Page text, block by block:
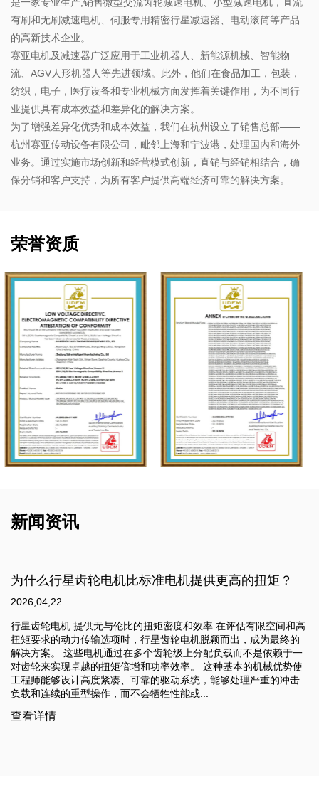
有刷和无刷减速电机、伺服专用精密行星减速器、电动滚筒等产品
的高新技术企业。
赛亚电机及减速器广泛应用于工业机器人、新能源机械、智能物
流、AGV人形机器人等先进领域。此外，他们在食品加工，包装，
纺织，电子，医疗设备和专业机械方面发挥着关键作用，为不同行
业提供具有成本效益和差异化的解决方案。
为了增强差异化优势和成本效益，我们在杭州设立了销售总部——
杭州赛亚传动设备有限公司，毗邻上海和宁波港，处理国内和海外
业务。通过实施市场创新和经营模式创新，直销与经销相结合，确
保分销和客户支持，为所有客户提供高端经济可靠的解决方案。
荣誉资质
新闻资讯
扭矩？
限空间和高
成为最终的
是依赖于一
机械优势使
严重的冲击
为什么无刷直流齿轮电机比传统电机更高
无刷直流齿轮电机 代表了一种高性能、持久的动力传
集成了无刷直流电机技术和精密变速箱。核心结论是
能源效率提高 30% , 使用寿命延长5倍 , 和 更低的运
的有刷电机齿轮系统相比，它们成为智能、连续运行
设备的最佳选择。 与依...
查看详情